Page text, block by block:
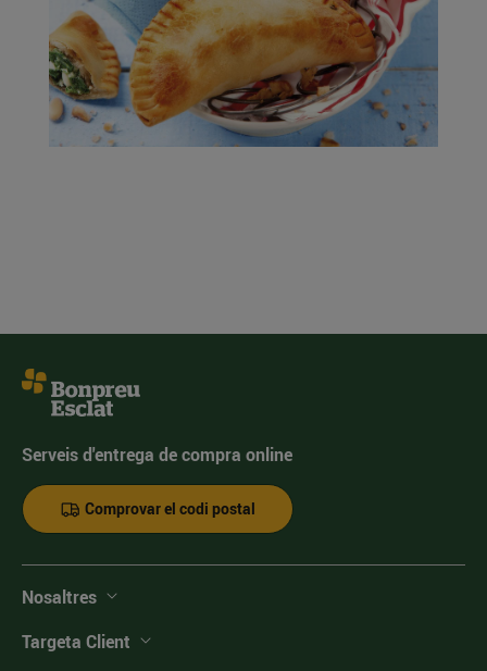
Serveis d'entrega de compra online
Comprovar el codi postal
Nosaltres
Targeta Client